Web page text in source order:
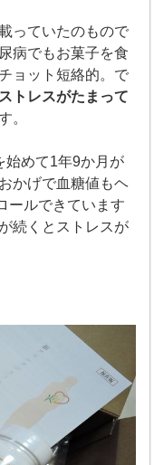
っていたのもので
病でもお菓子を食
ョット短絡的。で
トレスがたまって
。
始めて1年9か月が
かげで血糖値もヘ
ールできています
続くとストレスが